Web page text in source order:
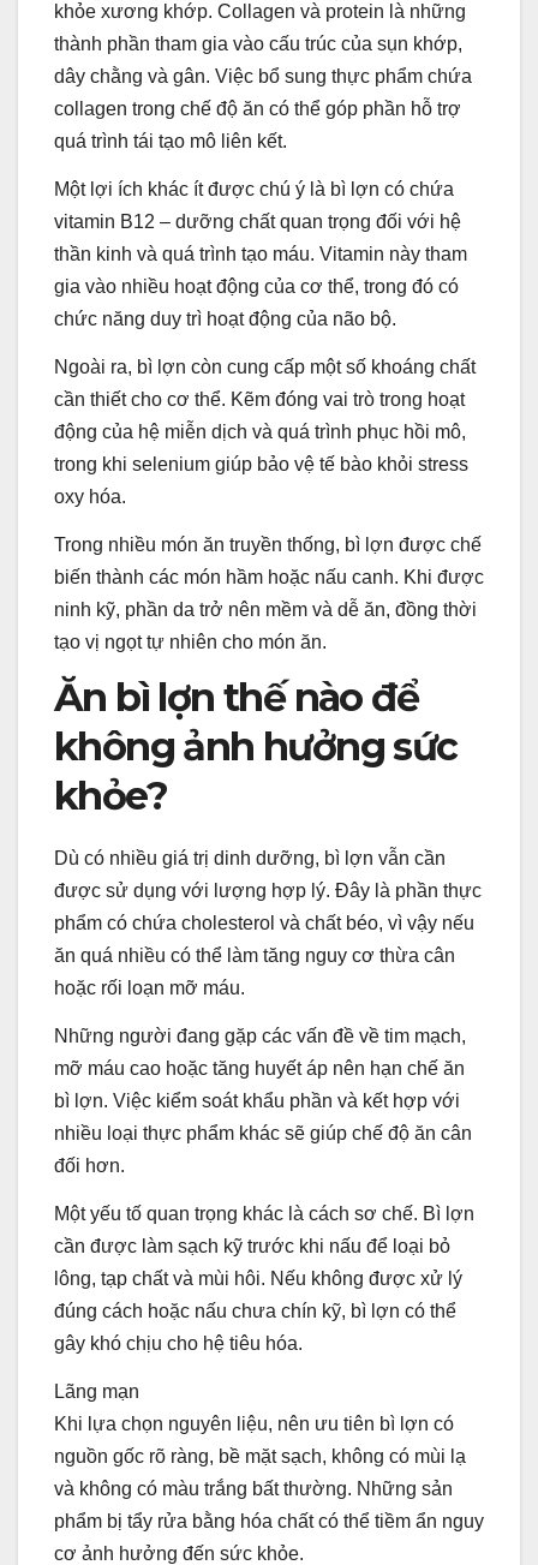
khỏe xương khớp. Collagen và protein là những
thành phần tham gia vào cấu trúc của sụn khớp,
dây chằng và gân. Việc bổ sung thực phẩm chứa
collagen trong chế độ ăn có thể góp phần hỗ trợ
quá trình tái tạo mô liên kết.
Một lợi ích khác ít được chú ý là bì lợn có chứa
vitamin B12 – dưỡng chất quan trọng đối với hệ
thần kinh và quá trình tạo máu. Vitamin này tham
gia vào nhiều hoạt động của cơ thể, trong đó có
chức năng duy trì hoạt động của não bộ.
Ngoài ra, bì lợn còn cung cấp một số khoáng chất
cần thiết cho cơ thể. Kẽm đóng vai trò trong hoạt
động của hệ miễn dịch và quá trình phục hồi mô,
trong khi selenium giúp bảo vệ tế bào khỏi stress
oxy hóa.
Trong nhiều món ăn truyền thống, bì lợn được chế
biến thành các món hầm hoặc nấu canh. Khi được
ninh kỹ, phần da trở nên mềm và dễ ăn, đồng thời
tạo vị ngọt tự nhiên cho món ăn.
Ăn bì lợn thế nào để
không ảnh hưởng sức
khỏe?
Dù có nhiều giá trị dinh dưỡng, bì lợn vẫn cần
được sử dụng với lượng hợp lý. Đây là phần thực
phẩm có chứa cholesterol và chất béo, vì vậy nếu
ăn quá nhiều có thể làm tăng nguy cơ thừa cân
hoặc rối loạn mỡ máu.
Những người đang gặp các vấn đề về tim mạch,
mỡ máu cao hoặc tăng huyết áp nên hạn chế ăn
bì lợn. Việc kiểm soát khẩu phần và kết hợp với
nhiều loại thực phẩm khác sẽ giúp chế độ ăn cân
đối hơn.
Một yếu tố quan trọng khác là cách sơ chế. Bì lợn
cần được làm sạch kỹ trước khi nấu để loại bỏ
lông, tạp chất và mùi hôi. Nếu không được xử lý
đúng cách hoặc nấu chưa chín kỹ, bì lợn có thể
gây khó chịu cho hệ tiêu hóa.
Lãng mạn
Khi lựa chọn nguyên liệu, nên ưu tiên bì lợn có
nguồn gốc rõ ràng, bề mặt sạch, không có mùi lạ
và không có màu trắng bất thường. Những sản
phẩm bị tẩy rửa bằng hóa chất có thể tiềm ẩn nguy
cơ ảnh hưởng đến sức khỏe.